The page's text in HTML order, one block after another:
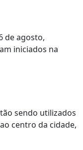
de agosto,
iniciados na
sendo utilizados
centro da cidade,